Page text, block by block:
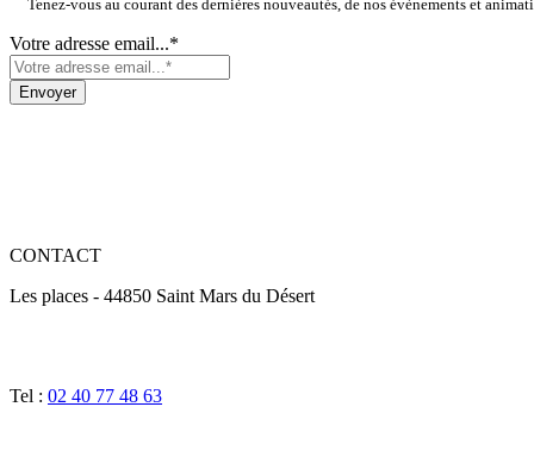
Tenez-vous au courant des dernières nouveautés, de nos évènements et
Votre adresse email...*
CONTACT
Les places - 44850 Saint Mars du Désert
Tel : 02 40 77 48 63